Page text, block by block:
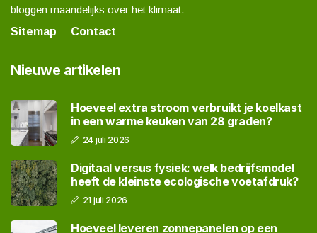
bloggen maandelijks over het klimaat.
Sitemap
Contact
Nieuwe artikelen
Hoeveel extra stroom verbruikt je koelkast
in een warme keuken van 28 graden?
24 juli 2026
Digitaal versus fysiek: welk bedrijfsmodel
heeft de kleinste ecologische voetafdruk?
21 juli 2026
Hoeveel leveren zonnepanelen op een